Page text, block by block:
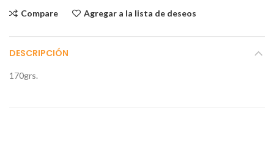
Compare Agregar a la lista de deseos
DESCRIPCIÓN
170grs.